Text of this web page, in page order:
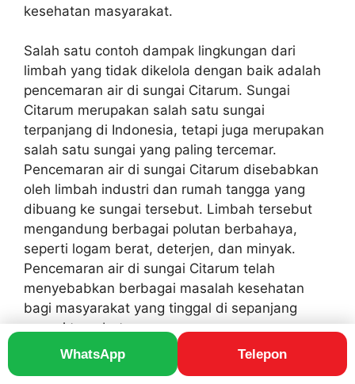
WhatsApp Telepon
kesehatan masyarakat.
Salah satu contoh dampak lingkungan dari
limbah yang tidak dikelola dengan baik adalah
pencemaran air di sungai Citarum. Sungai
Citarum merupakan salah satu sungai
terpanjang di Indonesia, tetapi juga merupakan
salah satu sungai yang paling tercemar.
Pencemaran air di sungai Citarum disebabkan
oleh limbah industri dan rumah tangga yang
dibuang ke sungai tersebut. Limbah tersebut
mengandung berbagai polutan berbahaya,
seperti logam berat, deterjen, dan minyak.
Pencemaran air di sungai Citarum telah
menyebabkan berbagai masalah kesehatan
bagi masyarakat yang tinggal di sepanjang
sungai tersebut.
Dengan demikian, pengelolaan limbah yang